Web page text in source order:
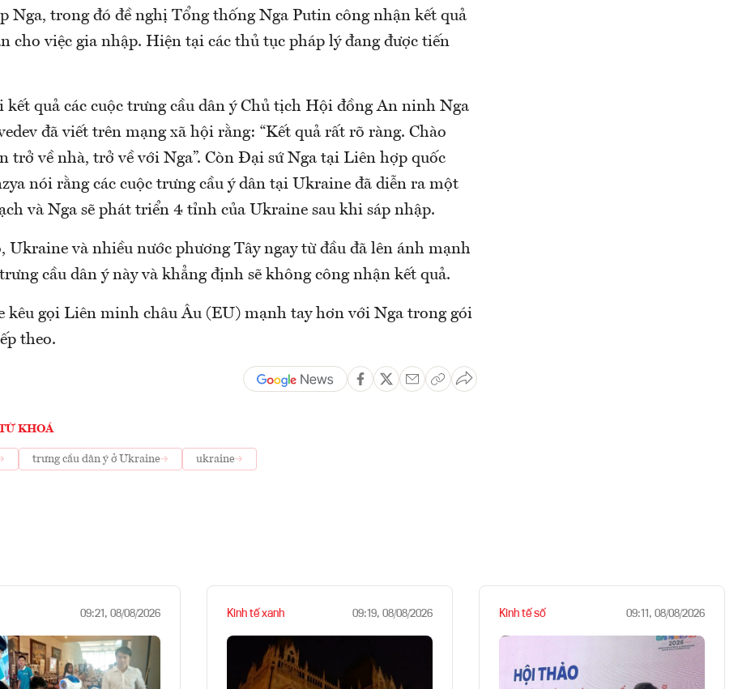
Nga, trong đó đề nghị Tổng thống Nga Putin công nhận kết quả
cho việc gia nhập. Hiện tại các thủ tục pháp lý đang được tiến
kết quả các cuộc trưng cầu dân ý Chủ tịch Hội đồng An ninh Nga
đã viết trên mạng xã hội rằng: “Kết quả rất rõ ràng. Chào
trở về nhà, trở về với Nga”. Còn Đại sứ Nga tại Liên hợp quốc
nói rằng các cuộc trưng cầu ý dân tại Ukraine đã diễn ra một
và Nga sẽ phát triển 4 tỉnh của Ukraine sau khi sáp nhập.
Ukraine và nhiều nước phương Tây ngay từ đầu đã lên ánh mạnh
cầu dân ý này và khẳng định sẽ không công nhận kết quả.
kêu gọi Liên minh châu Âu (EU) mạnh tay hơn với Nga trong gói
theo.
KHOÁ
trưng cầu dân ý ở Ukraine ukraine
09:21, 08/08/2026 Kinh tế xanh 09:19, 08/08/2026 Kinh tế số 09:11, 08/08/2026